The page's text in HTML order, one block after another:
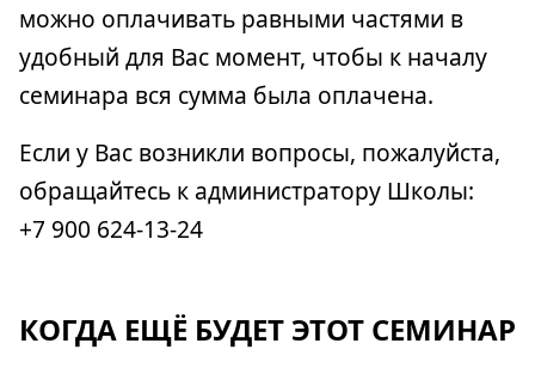
можно оплачивать равными частями в
удобный для Вас момент, чтобы к началу
семинара вся сумма была оплачена.
Если у Вас возникли вопросы, пожалуйста,
обращайтесь к администратору Школы:
+7 900 624-13-24
КОГДА ЕЩЁ БУДЕТ ЭТОТ СЕМИНАР